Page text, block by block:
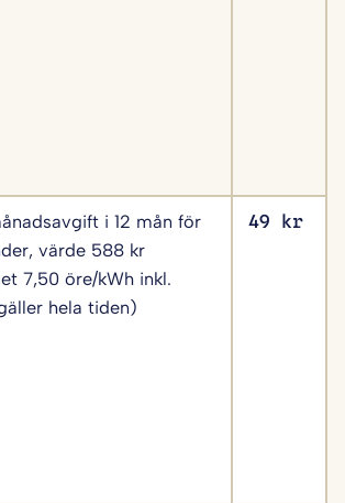
i 12 mån för
värde 588 kr
7,50 öre/kWh inkl.
hela tiden)
49 kr